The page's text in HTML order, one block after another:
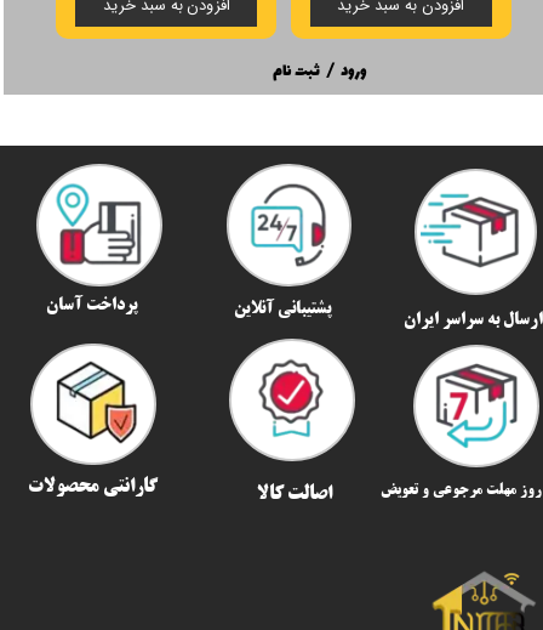
افزودن به سبد خرید افزودن به سبد خرید
ورود / ثبت نام
ارسال به سراسر ایران​​​​​​​
پشتیبانی آنلاین پرداخت آسان
اصالت کالا گارانتی محصولات